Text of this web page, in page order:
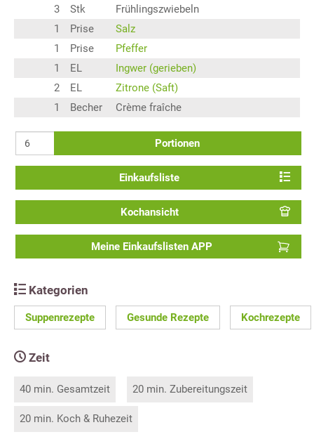
3
Stk
Frühlingszwiebeln
1
Prise
Salz
1
Prise
Pfeffer
1
EL
Ingwer (gerieben)
2
EL
Zitrone (Saft)
1
Becher Crème fraîche
Portionen
Einkaufsliste
Kochansicht
Meine Einkaufslisten APP
Kategorien
Suppenrezepte Gesunde Rezepte Kochrezepte
Zeit
40 min. Gesamtzeit 20 min. Zubereitungszeit
20 min. Koch & Ruhezeit